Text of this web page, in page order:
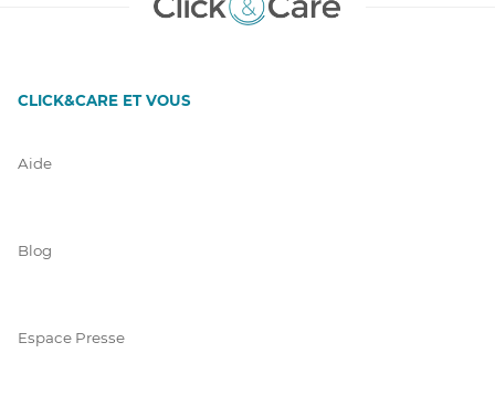
CLICK&CARE ET VOUS
Aide
Blog
Espace Presse